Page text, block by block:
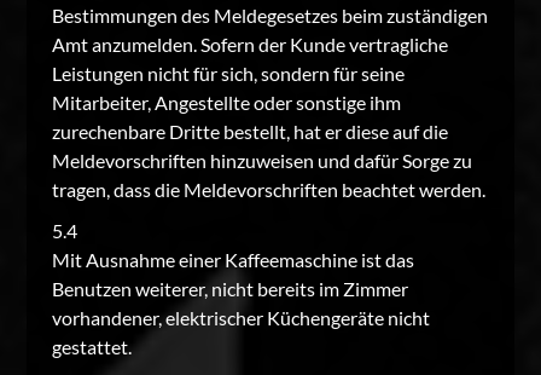
Bestimmungen des Meldegesetzes beim zuständigen
Amt anzumelden. Sofern der Kunde vertragliche
Leistungen nicht für sich, sondern für seine
Mitarbeiter, Angestellte oder sonstige ihm
zurechenbare Dritte bestellt, hat er diese auf die
Meldevorschriften hinzuweisen und dafür Sorge zu
tragen, dass die Meldevorschriften beachtet werden.
5.4
Mit Ausnahme einer Kaffeemaschine ist das
Benutzen weiterer, nicht bereits im Zimmer
vorhandener, elektrischer Küchengeräte nicht
gestattet.